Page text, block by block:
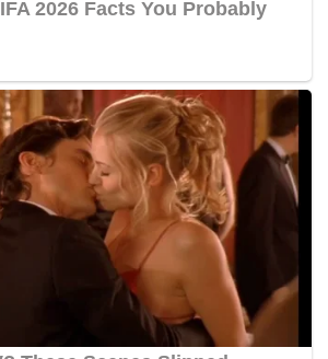
dan Penasihat Pump On The
Ghani berkata menggalakkan wanita
ketika bekerja mampu
mengalami tekanan.
menyusukan bayi mereka tertekan, ia
hormon terganggu, sekali gus
lancar dan mendorong ibu
badan dan menggantikannya
katanya.
wanita yang ingin meneruskan
mereka memaklumkan jadual